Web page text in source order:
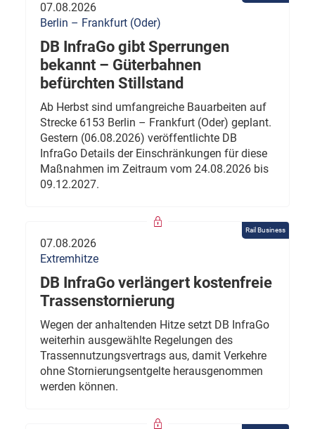
07.08.2026
Berlin – Frankfurt (Oder)
DB InfraGo gibt Sperrungen
bekannt – Güterbahnen
befürchten Stillstand
Ab Herbst sind umfangreiche Bauarbeiten auf
Strecke 6153 Berlin – Frankfurt (Oder) geplant.
Gestern (06.08.2026) veröffentlichte DB
InfraGo Details der Einschränkungen für diese
Maßnahmen im Zeitraum vom 24.08.2026 bis
09.12.2027.
Rail Business
07.08.2026
Extremhitze
DB InfraGo verlängert kostenfreie
Trassenstornierung
Wegen der anhaltenden Hitze setzt DB InfraGo
weiterhin ausgewählte Regelungen des
Trassennutzungsvertrags aus, damit Verkehre
ohne Stornierungsentgelte herausgenommen
werden können.